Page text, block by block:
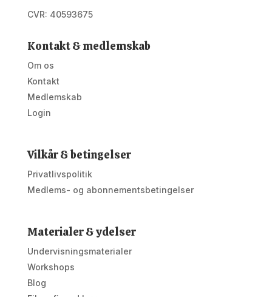
CVR: 40593675
Kontakt & medlemskab
Om os
Kontakt
Medlemskab
Login
Vilkår & betingelser
Privatlivspolitik
Medlems- og abonnementsbetingelser
Materialer & ydelser
Undervisningsmaterialer
Workshops
Blog